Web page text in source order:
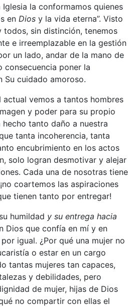
la conformamos quienes
en Dios y la vida eterna”. Visto
todos, sin distinción, tenemos
e irreemplazable en la gestión
un lado, andar de la mano de
consecuencia poner la
Su cuidado amoroso.
actual vemos a tantos hombres
y poder para su propio
tanto daño a nuestra
tanta incoherencia, tanta
encubrimiento en los actos
solo logran desmotivar y alejar
Cada una de nosotras tiene
coartemos las aspiraciones
tienen tanto por entregar!
humildad y su entrega hacia
Dios que confía en mí y en
igual. ¿Por qué una mujer no
o estar en un cargo
tantas mujeres tan capaces,
y debilidades, pero
de mujer, hijas de Dios
no compartir con ellas el